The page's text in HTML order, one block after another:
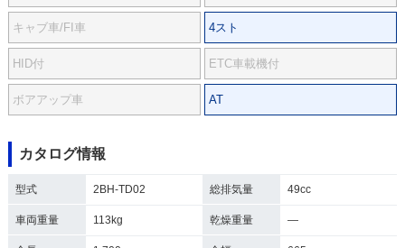
キャブ車/FI車 4スト
HID付 ETC車載機付
ボアアップ車 AT
カタログ情報
型式 2BH-TD02 総排気量 49cc
車両重量 113kg 乾燥重量 ―